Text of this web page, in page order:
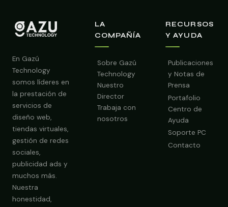
En Gazú
Technology
somos líderes en
la prestación de
servicios de
diseño web,
tiendas virtuales,
gestión de redes
sociales,
publicidad ads y
muchos más.
Nuestra
honestidad,
LA
COMPAÑÍA
Sobre Gazú
Technology
Nuestro
Director
Trabaja con
nosotros
RECURSOS
Y AYUDA
Publicaciones
y Notas de
Prensa
Portafolio
Centro de
Ayuda
Soporte PC
Contacto